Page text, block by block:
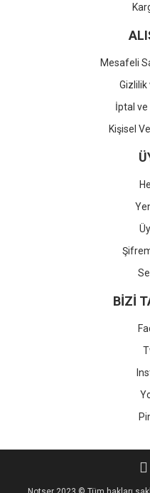
Mesafeli
Gizlilik
İptal ve
Kişisel
BİZİ